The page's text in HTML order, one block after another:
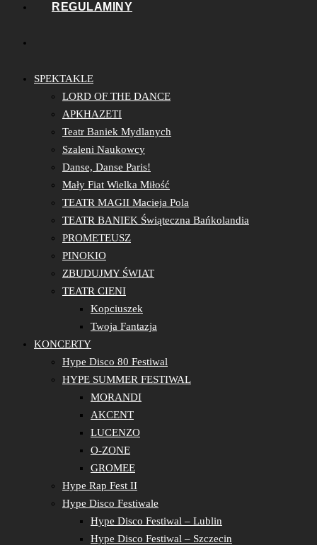
REGULAMINY
SPEKTAKLE
LORD OF THE DANCE
APKHAZETI
Teatr Baniek Mydlanych
Szaleni Naukowcy
Danse, Danse Paris!
Mały Fiat Wielka Miłość
TEATR MAGII Macieja Pola
TEATR BANIEK Świąteczna Bańkolandia
PROMETEUSZ
PINOKIO
ZBUDUJMY ŚWIAT
TEATR CIENI
Kopciuszek
Twoja Fantazja
KONCERTY
Hype Disco 80 Festiwal
HYPE SUMMER FESTIWAL
MORANDI
AKCENT
LUCENZO
O-ZONE
GROMEE
Hype Rap Fest II
Hype Disco Festiwale
Hype Disco Festiwal – Lublin
Hype Disco Festiwal – Szczecin